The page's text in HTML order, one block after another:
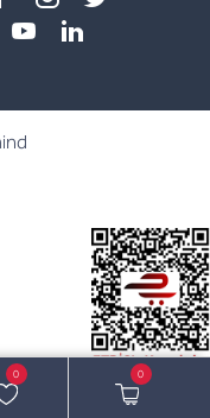
0 0
Facebook
instagram
twitter